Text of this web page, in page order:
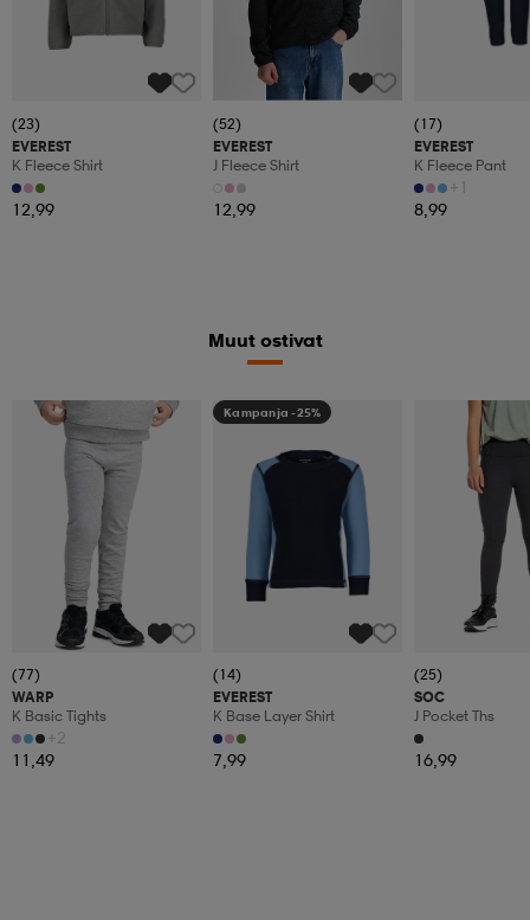
(23)
EVEREST
K Fleece Shirt
12,99
(52)
EVEREST
J Fleece Shirt
12,99
(17)
EVEREST
K Fleece Pant
+1
8,99
Muut ostivat
(77)
WARP
K Basic Tights
+2
11,49
Kampanja -25%
(14)
EVEREST
K Base Layer Shirt
7,99
(25)
SOC
J Pocket Ths
16,99